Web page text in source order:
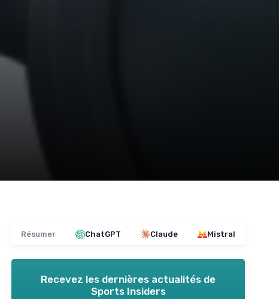
Résumer ChatGPT Claude Mistral
Recevez les dernières actualités de
Sports Insiders